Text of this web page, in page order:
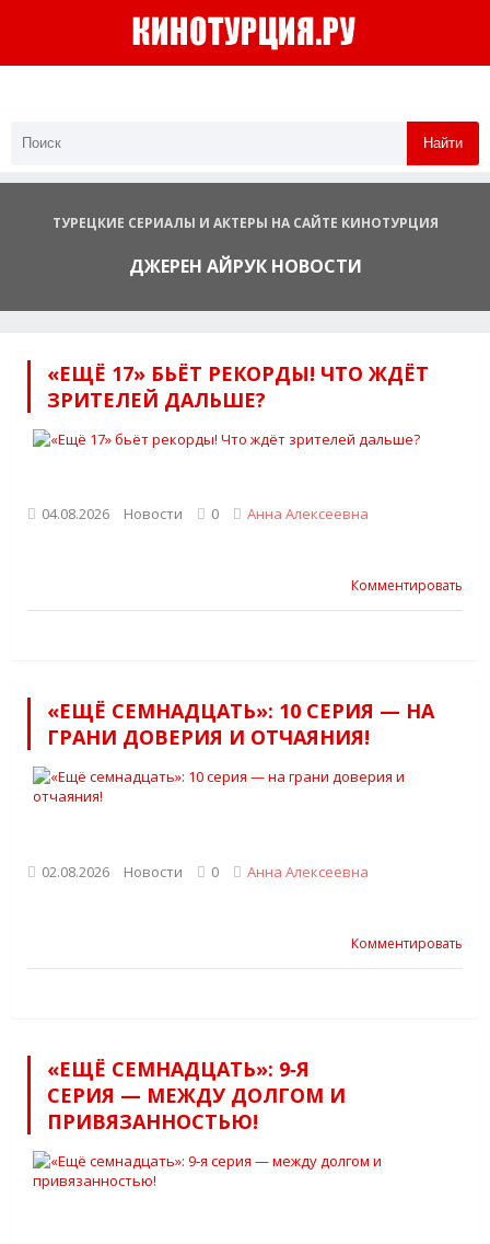
Найти
ТУРЕЦКИЕ СЕРИАЛЫ И АКТЕРЫ НА САЙТЕ КИНОТУРЦИЯ
ДЖЕРЕН АЙРУК НОВОСТИ
«ЕЩЁ 17» БЬЁТ РЕКОРДЫ! ЧТО ЖДЁТ
ЗРИТЕЛЕЙ ДАЛЬШЕ?
04.08.2026 Новости 0 Анна Алексеевна
Комментировать
«ЕЩЁ СЕМНАДЦАТЬ»: 10 СЕРИЯ — НА
ГРАНИ ДОВЕРИЯ И ОТЧАЯНИЯ!
02.08.2026 Новости 0 Анна Алексеевна
Комментировать
«ЕЩЁ СЕМНАДЦАТЬ»: 9‑Я
СЕРИЯ — МЕЖДУ ДОЛГОМ И
ПРИВЯЗАННОСТЬЮ!